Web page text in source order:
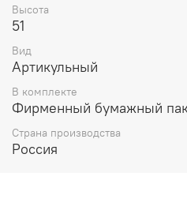
Высота
51
Вид
Артикульный
В комплекте
Фирменный бумажный
Страна производства
Россия